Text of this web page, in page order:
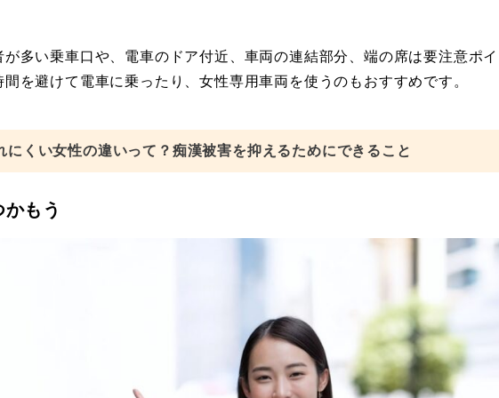
多い乗車口や、電車のドア付近、車両の連結部分、端の席は要注意ポ
を避けて電車に乗ったり、女性専用車両を使うのもおすすめです。
くい女性の違いって？痴漢被害を抑えるためにできること
もう